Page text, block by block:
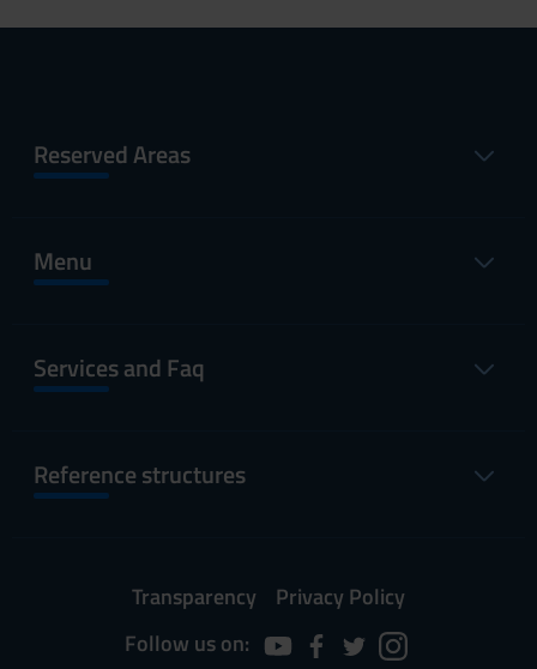
Reserved Areas
Menu
Services and Faq
Reference structures
Transparency
Privacy Policy
Follow us on: